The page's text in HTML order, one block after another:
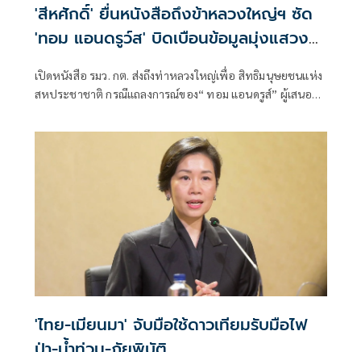
'สีหศักดิ์' ยื่นหนังสือถึงข้าหลวงใหญ่ฯ ซัด
'ทอม แอนดรูว์ส' บิดเบือนข้อมูลมุ่งแสวงหา
เปิดหนังสือ รมว. กต. ส่งถึงท่าหลวงใหญ่เพื่อ สิทธิมนุษยชนแห่ง
สหประชาชาติ กรณีแถลงการณ์ของ“ ทอม แอนดรูส์” ผู้เสนอ
พาดพิงไทยด้วยข้อมูลที่ไม่ตรงกับความเป็นจริง
'ไทย-เมียนมา' จับมือใช้ดาวเทียมรับมือไฟ